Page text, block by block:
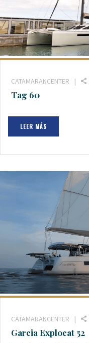
CATAMARANCENTER
Tag 60
LEER MÁS
CATAMARANCENTER
Garcia Explocat 52